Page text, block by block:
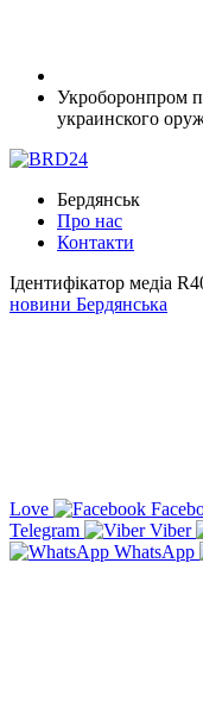
Укроборонпром
украинского
Бердянськ
Про нас
Контакти
Ідентифікатор медіа
новини Бердянська
Love
Telegram
Viber
WhatsApp